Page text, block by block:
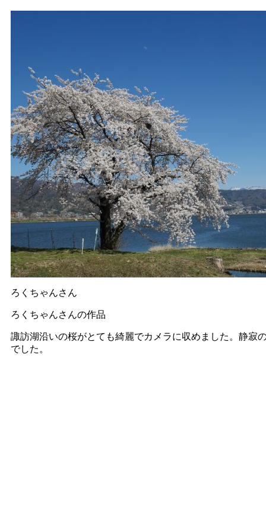
ろくちゃんさん
ろくちゃんさんの作品
諏訪湖沿いの桜がとても綺麗でカメラに収めました。静寂
でした。